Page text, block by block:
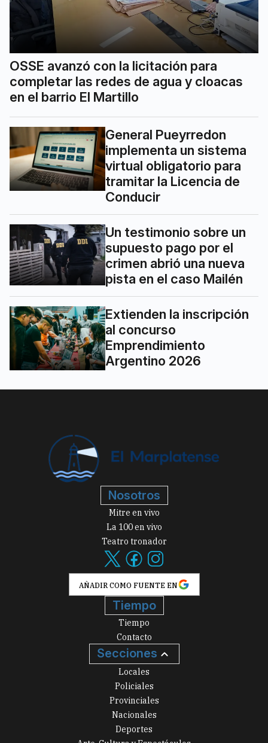
OSSE avanzó con la licitación para
completar las redes de agua y cloacas
en el barrio El Martillo
General Pueyrredon
implementa un sistema
virtual obligatorio para
tramitar la Licencia de
Conducir
Un testimonio sobre un
supuesto pago por el
crimen abrió una nueva
pista en el caso Mailén
Extienden la inscripción
al concurso
Emprendimiento
Argentino 2026
Nosotros
Mitre en vivo
La 100 en vivo
Teatro tronador
AÑADIR COMO FUENTE EN
Tiempo
Tiempo
Contacto
Secciones
Locales
Policiales
Provinciales
Nacionales
Deportes